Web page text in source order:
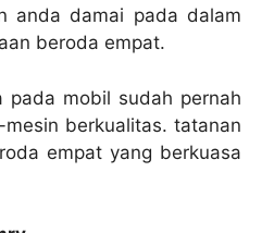
anda damai pada dalam
beroda empat.
pada mobil sudah pernah
berkualitas. tatanan
empat yang berkuasa